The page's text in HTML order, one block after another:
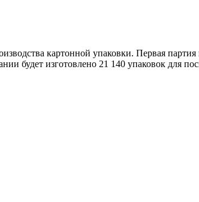
картонной упаковки. Первая
будет изготовлено 21 140 упаковок для